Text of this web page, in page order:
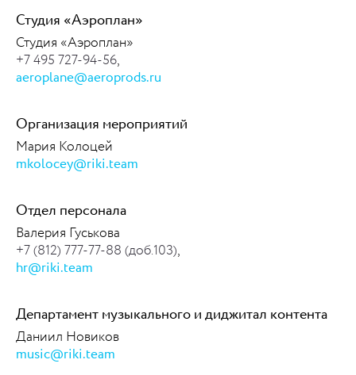
Студия «Аэроплан»
Студия «Аэроплан»
+7 495 727-94-56,
aeroplane@aeroprods.ru
Организация мероприятий
Мария Колоцей
mkolocey@riki.team
Отдел персонала
Валерия Гуськова
+7 (812) 777-77-88 (доб.103),
hr@riki.team
Департамент музыкального и диджитал контента
Даниил Новиков
music@riki.team